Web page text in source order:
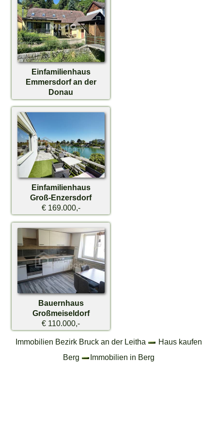
Einfamilienhaus
Emmersdorf an der
Donau
€ 160.000,-
Einfamilienhaus
Groß-Enzersdorf
€ 169.000,-
Bauernhaus
Großmeiseldorf
€ 110.000,-
Immobilien Bezirk Bruck an der Leitha
Haus kaufen
Berg
Immobilien in Berg